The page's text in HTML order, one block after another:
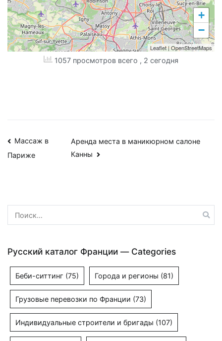
+
−
Leaflet|OpenStreetMaps
1057 просмотров всего , 2 сегодня
Навигация
по
Массаж в
Париже
Аренда места в маникюрном салоне
Канны
Найти:
Русский каталог Франции — Categories
Беби-ситтинг (75) Города и регионы (81)
Грузовые перевозки по Франции (73)
Индивидуальные строители и бригады (107)